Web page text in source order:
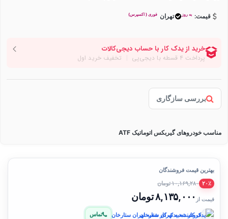
قیمت: به روز تهران فوری ( اکسپرس)
بررسی سازگاری
مناسب خودروهای گیربکس اتوماتیک ATF
بهترین قیمت فروشندگان
۲۰٪ ۱۰,۱۶۹,۲۸۰ تومان
قیمت از ۸,۱۳۵,۰۰۰ تومان
فروشنده: یدک کار شعبه تهران ستارخان تماس